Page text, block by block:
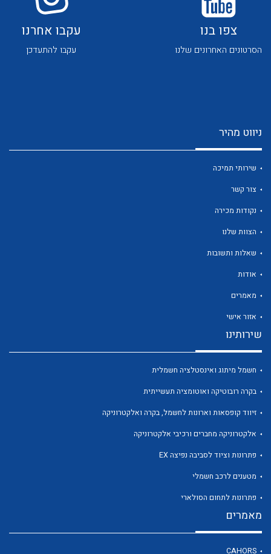
לכל מוצרי היצרן
לכל מוצרי היצרן לכל מוצרי היצרן
צפו בנו
הסרטונים האחרונים שלנו
עקבו אחרנו
עקבו להתעדכן
ניווט מהיר
שירותי תמיכה
צור קשר
נקודות מכירה
הצוות שלנו
שאלות ותשובות
אודות
מאמרים
אזור אישי
שירותינו
חשמל מיתוג ואינסטלציה חשמלית
בקרה רובוטיקה ואוטומציה תעשייתית
זיווד קופסאות וארונות לחשמל, בקרה ואלקטרוניקה
אלקטרוניקה מחברים ורכיבי אלקטרוניקה
פתרונות וציוד לסביבה נפיצה EX
מטענים לרכב חשמלי
פתרונות לתחום הסולארי
מאמרים
CAHORS